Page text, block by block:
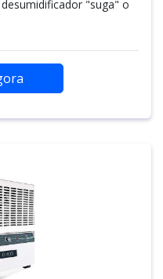
"suga" o